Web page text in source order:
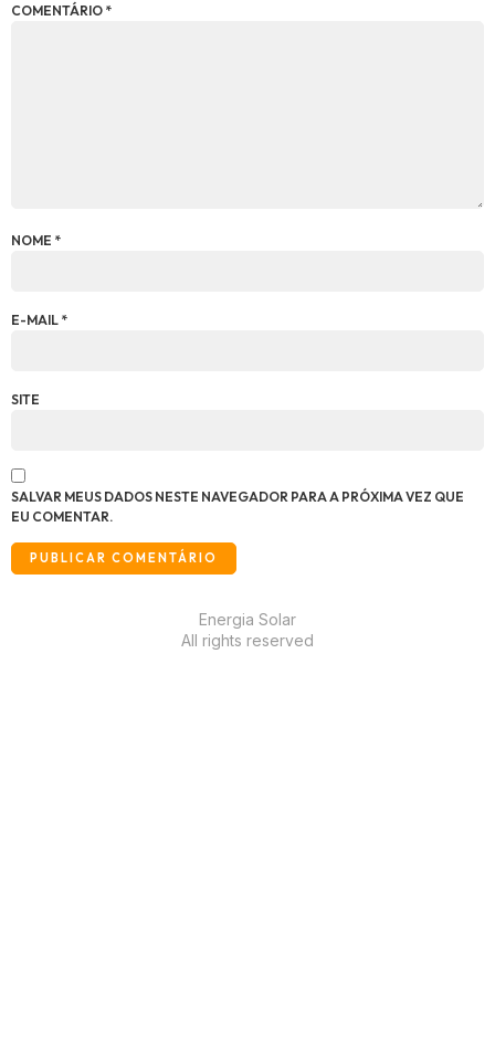
COMENTÁRIO *
NOME *
E-MAIL *
SITE
SALVAR MEUS DADOS NESTE NAVEGADOR PARA A PRÓXIMA VEZ QUE
EU COMENTAR.
Energia Solar
All rights reserved